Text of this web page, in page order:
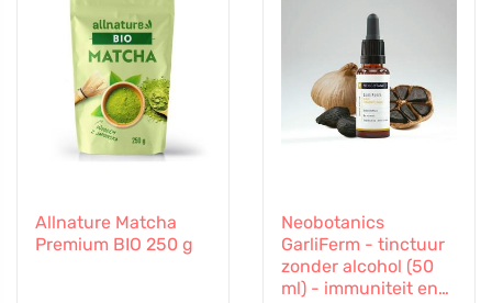
Allnature Matcha
Premium BIO 250 g
Neobotanics
GarliFerm - tinctuur
zonder alcohol (50
ml) - immuniteit en